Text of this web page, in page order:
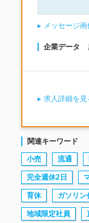
メッセージ画
企業データ
求人詳細を見
関連キーワード
小売 流通
完全週休2日
育休 ガソリン
地域限定社員